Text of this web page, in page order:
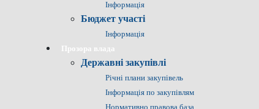
Інформація
Бюджет участі
Інформація
Прозора влада
Державні закупівлі
Річні плани закупівель
Інформація по закупівлям
Нормативно правова база